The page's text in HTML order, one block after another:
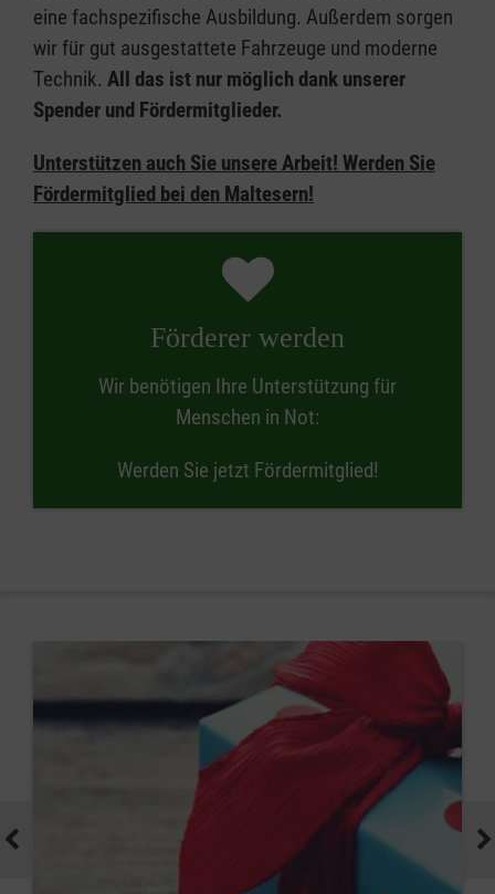
eine fachspezifische Ausbildung. Außerdem sorgen
wir für gut ausgestattete Fahrzeuge und moderne
Technik. All das ist nur möglich dank unserer
Spender und Fördermitglieder.
Unterstützen auch Sie unsere Arbeit! Werden Sie
Fördermitglied bei den Maltesern!
Förderer werden
Wir benötigen Ihre Unterstützung für
Menschen in Not:
Werden Sie jetzt Fördermitglied!